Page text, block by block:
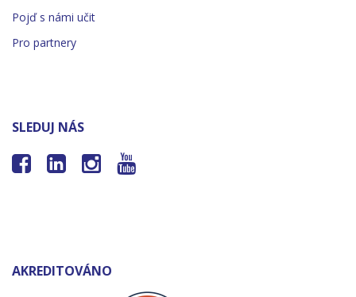
Pojď s námi učit
Pro partnery
SLEDUJ NÁS
   
AKREDITOVÁNO